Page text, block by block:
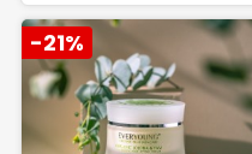
-21%